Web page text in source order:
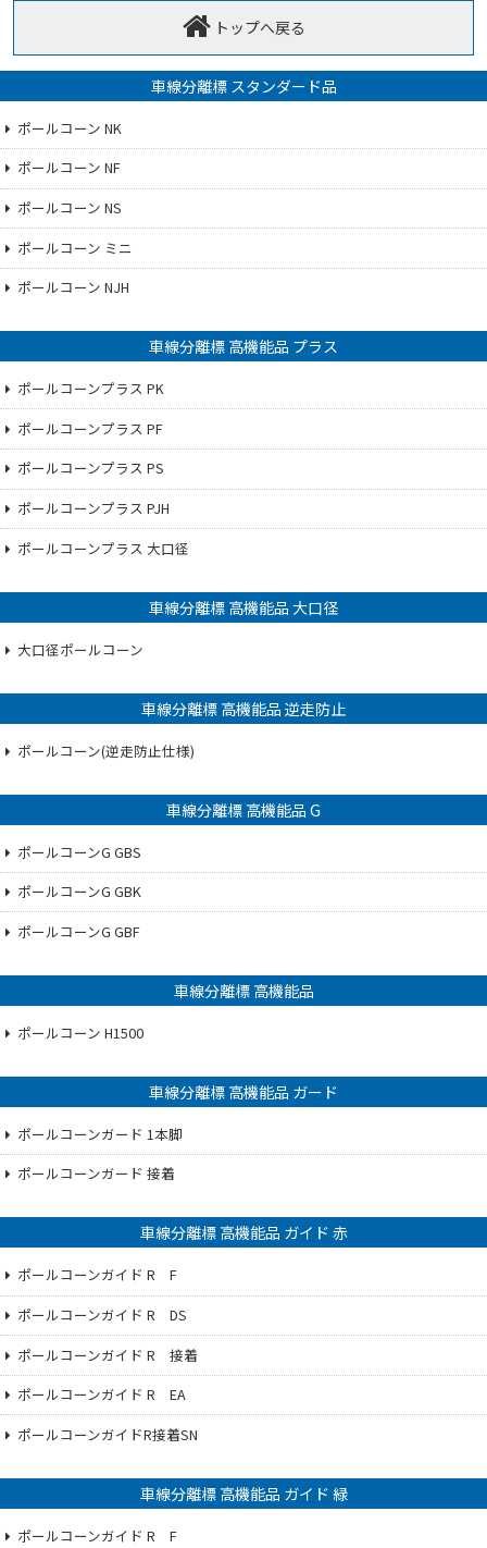
トップへ戻る
車線分離標 スタンダード品
ポールコーン NK
ポールコーン NF
ポールコーン NS
ポールコーン ミニ
ポールコーン NJH
車線分離標 高機能品 プラス
ポールコーンプラス PK
ポールコーンプラス PF
ポールコーンプラス PS
ポールコーンプラス PJH
ポールコーンプラス 大口径
車線分離標 高機能品 大口径
大口径ポールコーン
車線分離標 高機能品 逆走防止
ポールコーン(逆走防止仕様)
車線分離標 高機能品 G
ポールコーンG GBS
ポールコーンG GBK
ポールコーンG GBF
車線分離標 高機能品
ポールコーン H1500
車線分離標 高機能品 ガード
ポールコーンガード 1本脚
ポールコーンガード 接着
車線分離標 高機能品 ガイド 赤
ポールコーンガイド R F
ポールコーンガイド R DS
ポールコーンガイド R 接着
ポールコーンガイド R EA
ポールコーンガイドR接着SN
車線分離標 高機能品 ガイド 緑
ポールコーンガイド R F